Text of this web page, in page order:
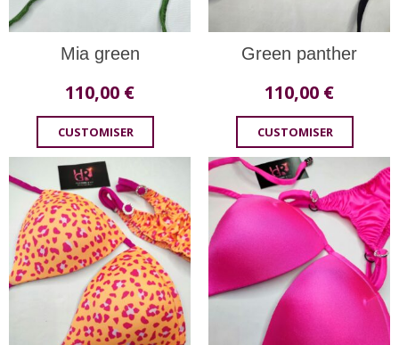
Mia green
110,00 €
CUSTOMISER
Green panther
110,00 €
CUSTOMISER